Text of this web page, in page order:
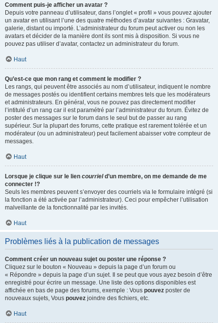
Comment puis-je afficher un avatar ?
Depuis votre panneau d’utilisateur, dans l’onglet « profil » vous pouvez ajouter
un avatar en utilisant l’une des quatre méthodes d’avatar suivantes : Gravatar,
galerie, distant ou importé. L’administrateur du forum peut activer ou non les
avatars et décider de la manière dont ils sont mis à disposition. Si vous ne
pouvez pas utiliser d’avatar, contactez un administrateur du forum.
Haut
Qu’est-ce que mon rang et comment le modifier ?
Les rangs, qui peuvent être associés au nom d’utilisateur, indiquent le nombre
de messages postés ou identifient certains membres tels que les modérateurs
et administrateurs. En général, vous ne pouvez pas directement modifier
l’intitulé d’un rang car il est paramétré par l’administrateur du forum. Évitez de
poster des messages sur le forum dans le seul but de passer au rang
supérieur. Sur la plupart des forums, cette pratique est rarement tolérée et un
modérateur (ou un administrateur) peut facilement abaisser votre compteur de
messages.
Haut
Lorsque je clique sur le lien courrield’un membre, on me demande de me
connecter !?
Seuls les membres peuvent s’envoyer des courriels via le formulaire intégré (si
la fonction a été activée par l’administrateur). Ceci pour empêcher l’utilisation
malveillante de la fonctionnalité par les invités.
Haut
Problèmes liés à la publication de messages
Comment créer un nouveau sujet ou poster une réponse ?
Cliquez sur le bouton « Nouveau » depuis la page d’un forum ou
« Répondre » depuis la page d’un sujet. Il se peut que vous ayez besoin d’être
enregistré pour écrire un message. Une liste des options disponibles est
affichée en bas de page des forums, exemple : Vous pouvez poster de
nouveaux sujets, Vous pouvez joindre des fichiers, etc.
Haut